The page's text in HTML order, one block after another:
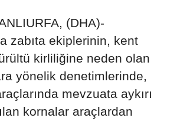
(DHA)-
zabıta ekiplerinin, kent
kirliliğine neden olan
yönelik denetimlerinde,
mevzuata aykırı
kornalar araçlardan